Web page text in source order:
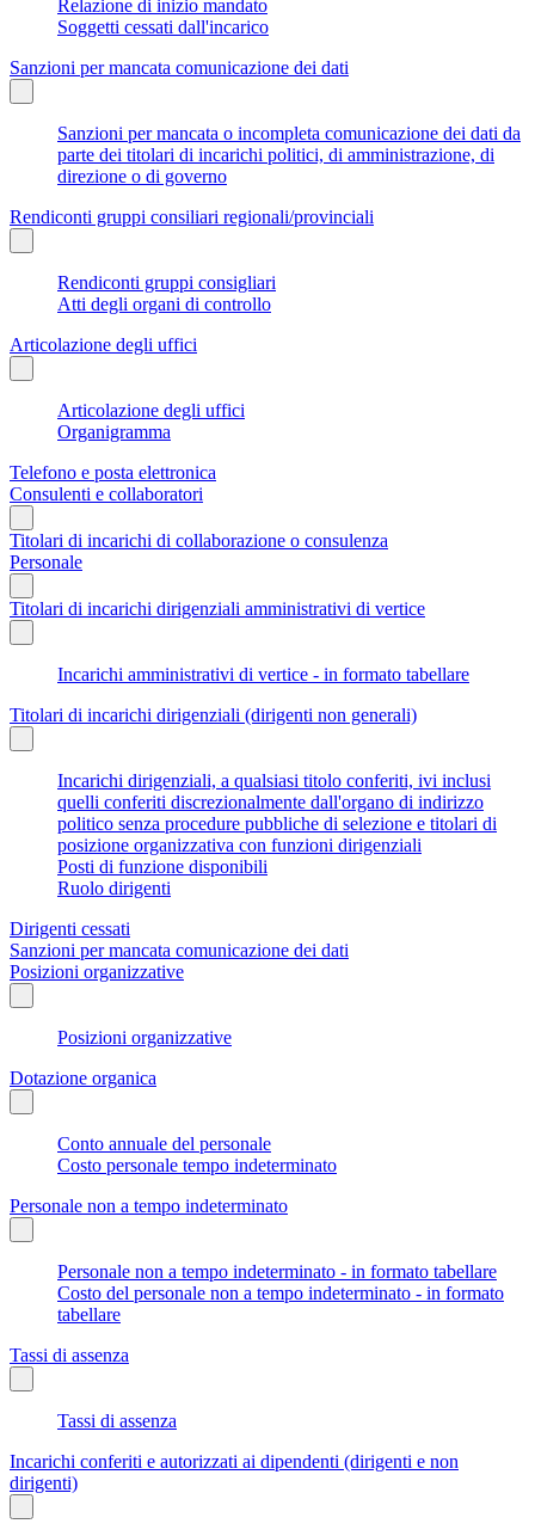
Relazione di inizio mandato
Soggetti cessati dall'incarico
Sanzioni per mancata comunicazione dei dati
Sanzioni per mancata o incompleta comunicazione dei dati da
parte dei titolari di incarichi politici, di amministrazione, di
direzione o di governo
Rendiconti gruppi consiliari regionali/provinciali
Rendiconti gruppi consigliari
Atti degli organi di controllo
Articolazione degli uffici
Articolazione degli uffici
Organigramma
Telefono e posta elettronica
Consulenti e collaboratori
Titolari di incarichi di collaborazione o consulenza
Personale
Titolari di incarichi dirigenziali amministrativi di vertice
Incarichi amministrativi di vertice - in formato tabellare
Titolari di incarichi dirigenziali (dirigenti non generali)
Incarichi dirigenziali, a qualsiasi titolo conferiti, ivi inclusi
quelli conferiti discrezionalmente dall'organo di indirizzo
politico senza procedure pubbliche di selezione e titolari di
posizione organizzativa con funzioni dirigenziali
Posti di funzione disponibili
Ruolo dirigenti
Dirigenti cessati
Sanzioni per mancata comunicazione dei dati
Posizioni organizzative
Posizioni organizzative
Dotazione organica
Conto annuale del personale
Costo personale tempo indeterminato
Personale non a tempo indeterminato
Personale non a tempo indeterminato - in formato tabellare
Costo del personale non a tempo indeterminato - in formato
tabellare
Tassi di assenza
Tassi di assenza
Incarichi conferiti e autorizzati ai dipendenti (dirigenti e non
dirigenti)